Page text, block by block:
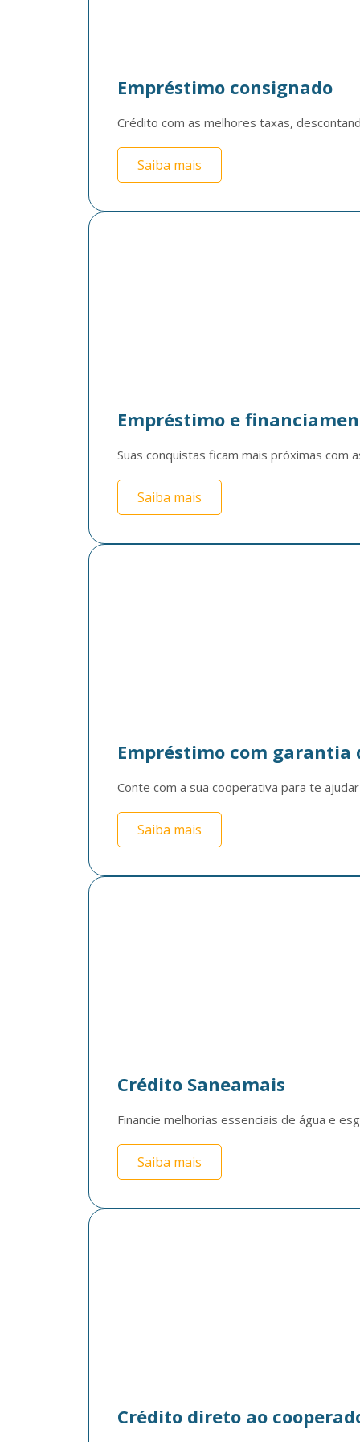
Empréstimo consignado
Crédito com as melhores taxas,
Saiba mais
Empréstimo e
Suas conquistas ficam mais próximas com
Saiba mais
Empréstimo com garantia
Conte com a sua cooperativa para te
Saiba mais
Crédito Saneamais
Financie melhorias essenciais de água e
Saiba mais
Crédito direto ao